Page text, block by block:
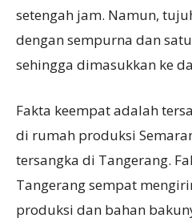
setengah jam. Namun,
dengan sempurna dan
sehingga dimasukkan ke
Fakta keempat adalah
di rumah produksi
tersangka di Tangerang.
Tangerang sempat
produksi dan bahan